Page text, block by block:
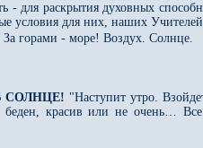
для раскрытия духовных
условия для них, наших
За горами - море! Воздух. Солнце.
СОЛНЦЕ! "Наступит утро.
красив или не очень…